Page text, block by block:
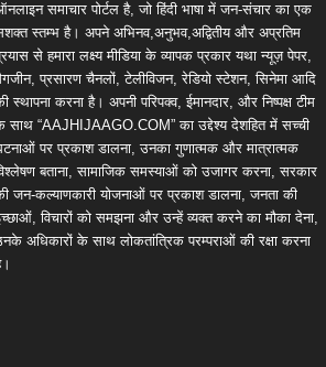
समाचार पोर्टल है, जो हिंदी भाषा में जन-संचार का एक
स्तम्भ है। अपने अभिनव,अनुभव,अद्वितीय और अप्रतिम
से हमारा लक्ष्य मीडिया के व्यापक प्रकार यथा न्यूज़ पेपर,
प्रसारण चैनलों, टेलीविजन, रेडियो स्टेशन, सिनेमा आदि
स्थापना करना है। अपनी परिपक्व, ईमानदार, और निष्पक्ष टीम
साथ “AAJHIJAAGO.COM” का उद्देश्य देशहित में सच्ची
पर प्रकाश डालना, उनका गुणात्मक और मात्रात्मक
बताना, सामाजिक समस्याओं को उजागर करना, सरकार
जन-कल्याणकारी योजनाओं पर प्रकाश डालना, जनता की
विचारों को समझना और उन्हें व्यक्त करने का मौका देना,
अधिकारों के साथ लोकतांत्रिक परम्पराओं की रक्षा करना